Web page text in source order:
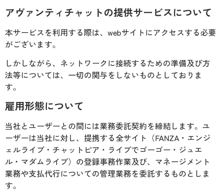
アヴァンティチャットの提供サービスについて
本サービスを利用する際は、webサイトにアクセスする必要
がございます。
しかしながら、ネットワークに接続するための準備及び方
法等については、一切の関与をしないものとしておりま
す。
雇用形態について
当社とユーザーとの間には業務委託契約を締結します。ユ
ーザーは当社に対し、提携する全サイト（FANZA・エンジ
ェルライブ・チャットピア・ライブでゴーゴー・ジュエ
ル・マダムライブ）の登録事務作業及び、マネージメント
業務や支払代行についての管理業務を委託するものとしま
す。